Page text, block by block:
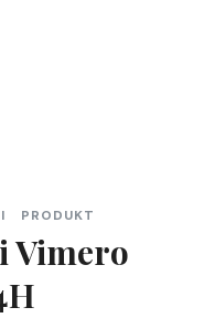
PRODUKT
Vimero